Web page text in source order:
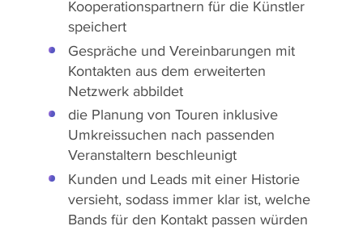
Kooperationspartnern für die Künstler
speichert
Gespräche und Vereinbarungen mit
Kontakten aus dem erweiterten
Netzwerk abbildet
die Planung von Touren inklusive
Umkreissuchen nach passenden
Veranstaltern beschleunigt
Kunden und Leads mit einer Historie
versieht, sodass immer klar ist, welche
Bands für den Kontakt passen würden